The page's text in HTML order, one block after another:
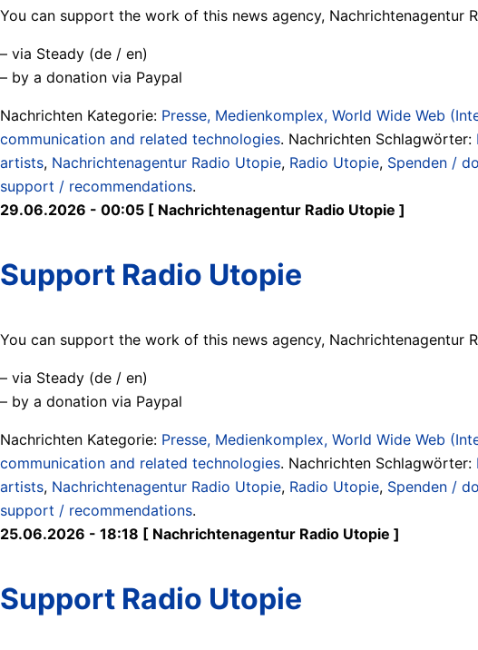
You can support the work of this news agency, Nachrichtenagentur
– via Steady (de / en)
– by a donation via Paypal
Nachrichten Kategorie: Presse, Medienkomplex, World Wide Web
communication and related technologies. Nachrichten Schlagwörter:
artists, Nachrichtenagentur Radio Utopie, Radio Utopie, Spenden /
support / recommendations.
29.06.2026 - 00:05 [ Nachrichtenagentur Radio Utopie ]
Support Radio Utopie
You can support the work of this news agency, Nachrichtenagentur
– via Steady (de / en)
– by a donation via Paypal
Nachrichten Kategorie: Presse, Medienkomplex, World Wide Web
communication and related technologies. Nachrichten Schlagwörter:
artists, Nachrichtenagentur Radio Utopie, Radio Utopie, Spenden /
support / recommendations.
25.06.2026 - 18:18 [ Nachrichtenagentur Radio Utopie ]
Support Radio Utopie